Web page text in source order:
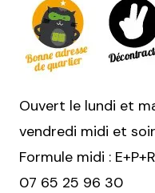
Ouvert le lundi et
vendredi midi et soir
Formule midi :
07 65 25 96 30